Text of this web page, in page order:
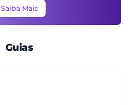
Saiba Mais
Guias